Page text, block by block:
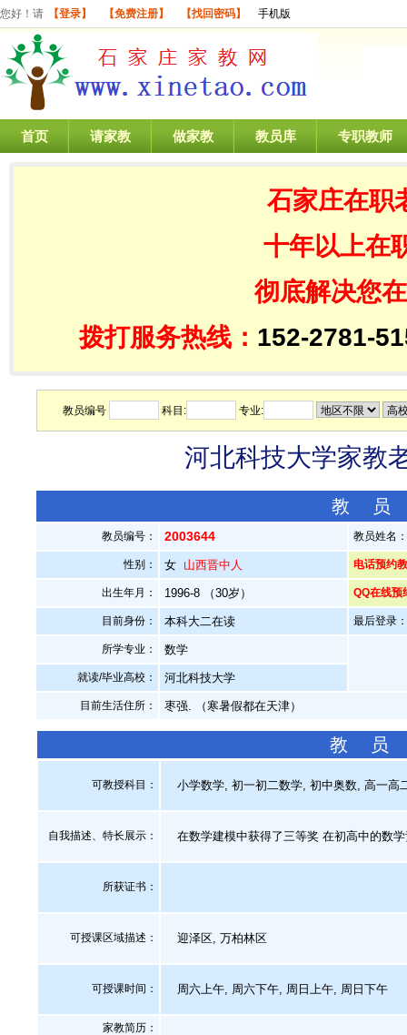
您好！请 【登录】 【免费注册】 【找回密码】 手机版
首页 请家教 做家教 教员库 专职教师
石家庄在职
十年以上在
彻底解决您
拨打服务热线： 152-2781-
教员编号 科目: 专业:
河北科技大学家教
教
教员编号： 2003644 教员姓名
性别： 女 山西晋中人 电话预约
出生年月： 1996-8 （30岁） QQ在线预
目前身份： 本科大二在读 最后登录
所学专业： 数学
就读/毕业高校： 河北科技大学
目前生活住所： 枣强. （寒暑假都在天津）
教 员
可教授科目： 小学数学, 初一初二数学, 初中奥数, 高一高
自我描述、特长展示 ： 在数学建模中获得了三等奖 在初高中的数
所获证书 ：
可授课区域描述： 迎泽区, 万柏林区
可授课时间： 周六上午, 周六下午, 周日上午, 周日下午
家教简历：